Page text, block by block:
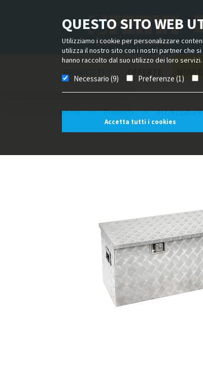
QUESTO SITO WEB
Utilizziamo i cookie per personalizzare
utilizza il nostro sito con i nostri partner che
hanno raccolto dal suo utilizzo dei loro
Necessario (9) Preferenze (1)
Accetta tutti i cookies
PRODOTTI OFFERTE NOVITÀ
Home Prodotti Attrezzature